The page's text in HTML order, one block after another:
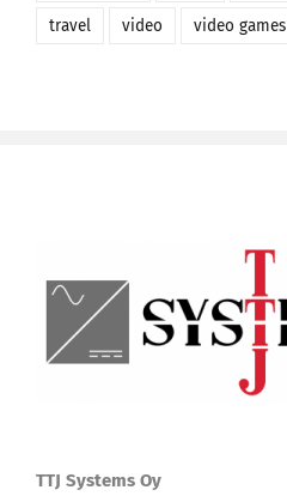
travel video video games
TTJ Systems Oy